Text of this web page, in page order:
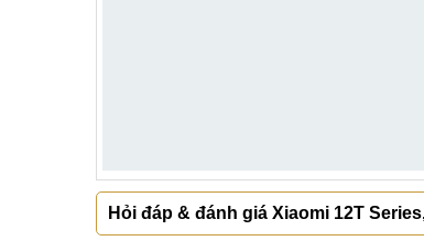
Hỏi đáp & đánh giá Xiaomi 12T